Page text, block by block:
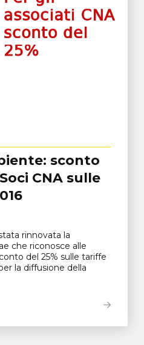
sconto
CNA sulle
rinnovata la
che riconosce alle
del 25% sulle tariffe
la diffusione della